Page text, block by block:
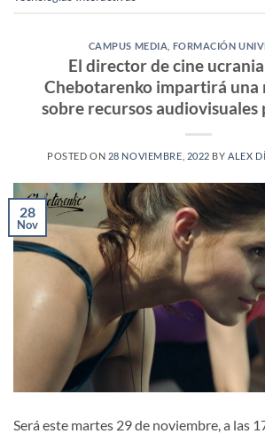
CAMPUS MEDIA FORMACIÓN
El director de cine
Chebotarenko impartirá una
sobre recursos audiovisuales
POSTED ON 28 NOVIEMBRE, 2022 BYALEX
28
Nov
Será este martes 29 de noviembre, a las